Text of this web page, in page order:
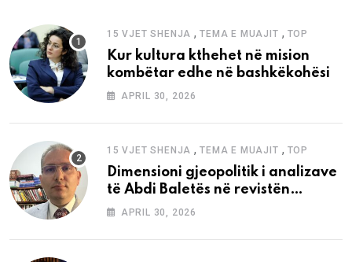
15 VJET SHENJA ,TEMA E MUAJIT , TOP
Kur kultura kthehet në mision
kombëtar edhe në bashkëkohësi
APRIL 30, 2026
15 VJET SHENJA ,TEMA E MUAJIT , TOP
Dimensioni gjeopolitik i analizave
të Abdi Baletës në revistën
“Shenja”
APRIL 30, 2026